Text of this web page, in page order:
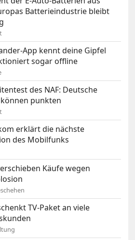
Batterieindustrie bleibt
App kennt deine Gipfel
sogar offline
des NAF: Deutsche
punkten
erklärt die nächste
des Mobilfunks
Käufe wegen
TV-Paket an viele